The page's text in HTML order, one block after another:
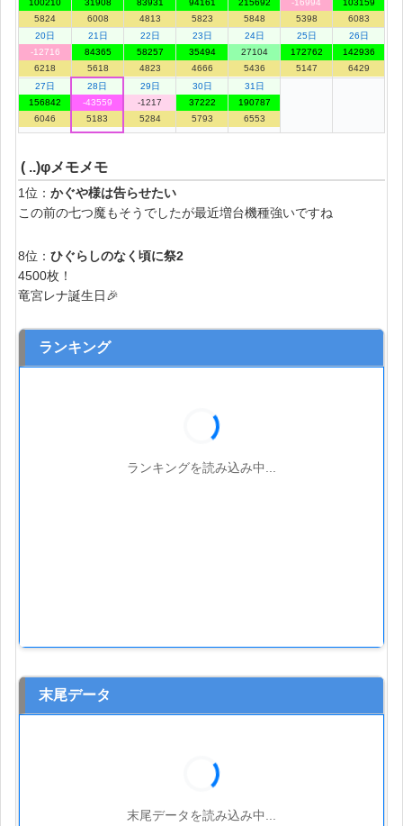
100210
5824
31908
6008
83931
4813
94161
5823
215692
5848
-16994
5398
103159
6083
20日
-12716
6218
21日
84365
5618
22日
58257
4823
23日
35494
4666
24日
27104
5436
25日
172762
5147
26日
142936
6429
27日
156842
6046
28日
-43559
5183
29日
-1217
5284
30日
37222
5793
31日
190787
6553
( ..)φメモメモ
1位： かぐや様は告らせたい
この前の七つ魔もそうでしたが最近増台機種強いですね
8位： ひぐらしのなく頃に祭2
4500枚！
竜宮レナ誕生日🎉
ランキング
ランキングを読み込み中...
末尾データ
末尾データを読み込み中...